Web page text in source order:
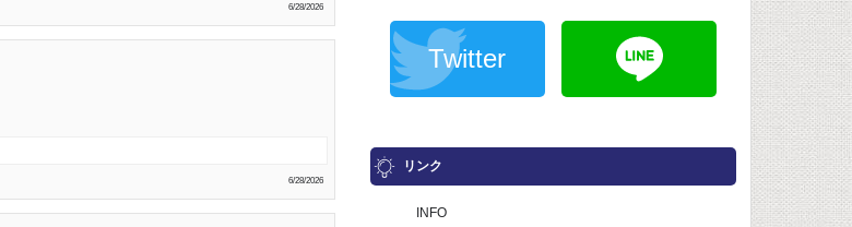
6/28/2026
6/28/2026
Twitter
リンク
INFO